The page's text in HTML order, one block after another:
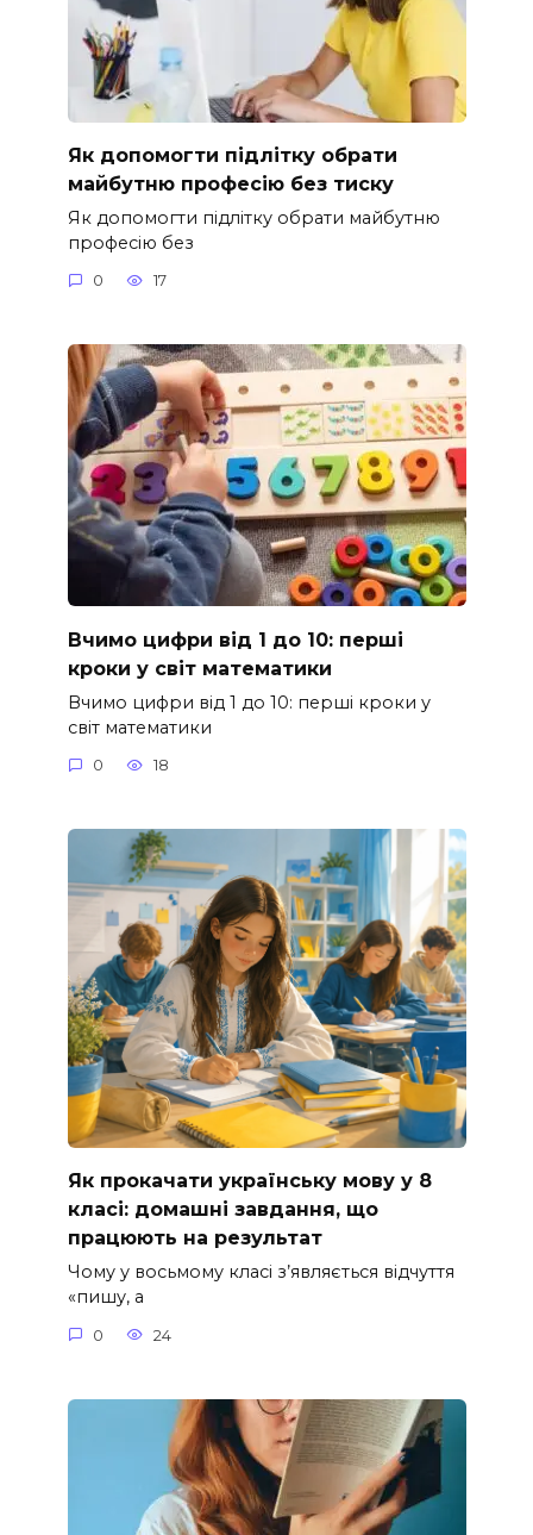
Як допомогти підлітку обрати
майбутню професію без тиску
Як допомогти підлітку обрати майбутню
професію без
0 17
Вчимо цифри від 1 до 10: перші
кроки у світ математики
Вчимо цифри від 1 до 10: перші кроки у
світ математики
0 18
Як прокачати українську мову у 8
класі: домашні завдання, що
працюють на результат
Чому у восьмому класі з’являється відчуття
«пишу, а
0 24